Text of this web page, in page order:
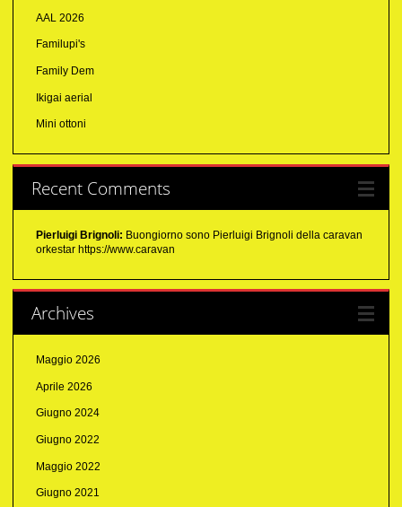
AAL 2026
Familupi's
Family Dem
Ikigai aerial
Mini ottoni
Recent Comments
Pierluigi Brignoli: Buongiorno sono Pierluigi Brignoli della caravan
orkestar https://www.caravan
Archives
Maggio 2026
Aprile 2026
Giugno 2024
Giugno 2022
Maggio 2022
Giugno 2021